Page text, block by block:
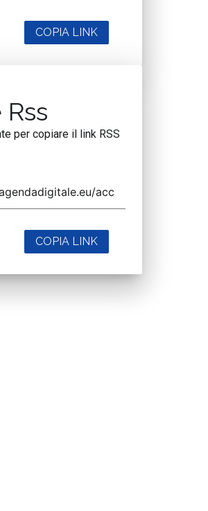
COPIA LINK
per copiare il link RSS
COPIA LINK